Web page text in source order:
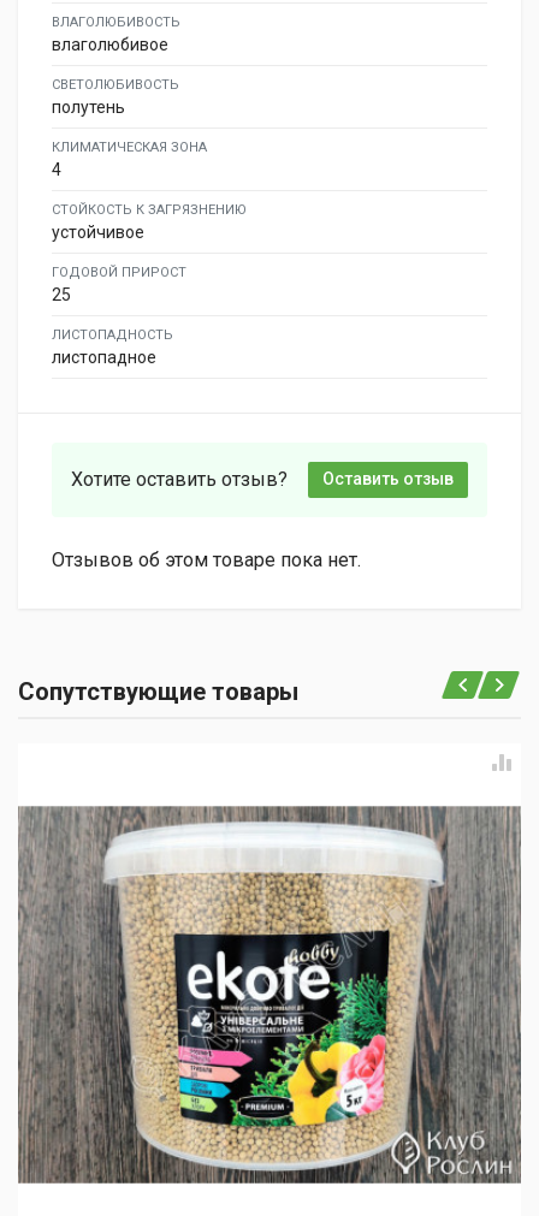
ВЛАГОЛЮБИВОСТЬ
влаголюбивое
СВЕТОЛЮБИВОСТЬ
полутень
КЛИМАТИЧЕСКАЯ ЗОНА
4
СТОЙКОСТЬ К ЗАГРЯЗНЕНИЮ
устойчивое
ГОДОВОЙ ПРИРОСТ
25
ЛИСТОПАДНОСТЬ
листопадное
Хотите оставить отзыв? Оставить отзыв
Отзывов об этом товаре пока нет.
Сопутствующие товары